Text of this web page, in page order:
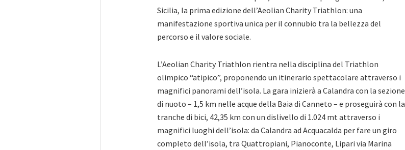
Sicilia, la prima edizione dell’Aeolian Charity Triathlon: una
manifestazione sportiva unica per il connubio tra la bellezza del
percorso e il valore sociale.
L’Aeolian Charity Triathlon rientra nella disciplina del Triathlon
olimpico “atipico”, proponendo un itinerario spettacolare attraverso i
magnifici panorami dell’isola. La gara inizierà a Calandra con la sezione
di nuoto – 1,5 km nelle acque della Baia di Canneto – e proseguirà con la
tranche di bici, 42,35 km con un dislivello di 1.024 mt attraverso i
magnifici luoghi dell’isola: da Calandra ad Acquacalda per fare un giro
completo dell’isola, tra Quattropiani, Pianoconte, Lipari via Marina